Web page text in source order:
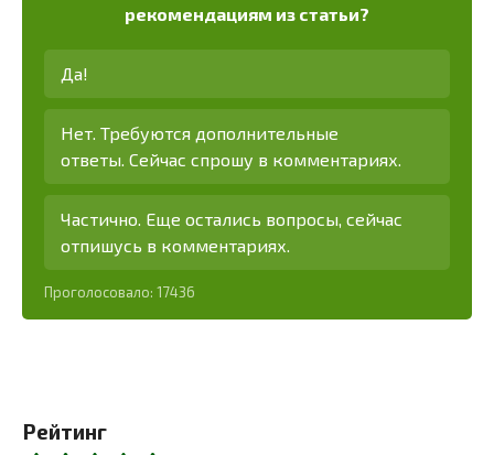
рекомендациям из статьи?
Да!
Нет. Требуются дополнительные
ответы. Сейчас спрошу в комментариях.
Частично. Еще остались вопросы, сейчас
отпишусь в комментариях.
Проголосовало: 17436
Рейтинг